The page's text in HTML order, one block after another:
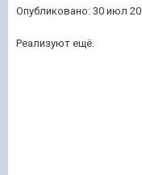
Опубликовано: 30 июл
Реализуют ещё.